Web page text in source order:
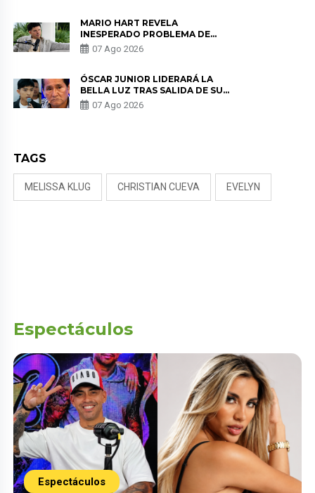
MARIO HART REVELA
INESPERADO PROBLEMA DE
SALUD ANTES DE SEPARARSE DE
KORINA: “ME ENCONTRARON UN
07 Ago 2026
ÓSCAR JUNIOR LIDERARÁ LA
BELLA LUZ TRAS SALIDA DE SU
PADRE POR POLÉMICA CON
NALDY SALDAÑA
07 Ago 2026
TAGS
MELISSA KLUG CHRISTIAN CUEVA EVELYN
Espectáculos
Espectáculos